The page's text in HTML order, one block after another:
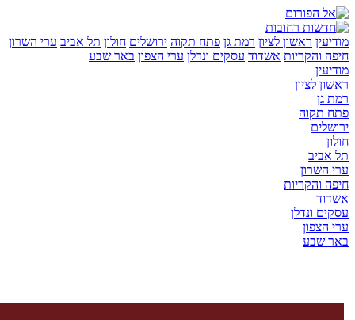
ראשון לציון רמת גן פתח תקוה ירושלים חולון תל אביב ערי השרון
והקריות אשדוד עסקים ונדלן ערי הצפון באר שבע
לציון
גן
תקוה
אביב
השרון
והקריות
ונדלן
הצפון
שבע